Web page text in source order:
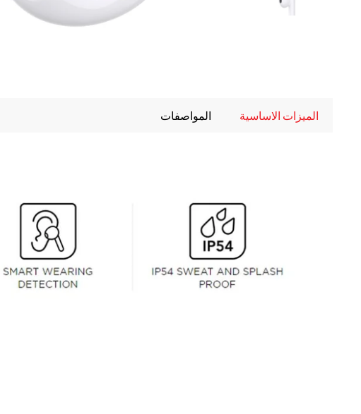
الميزات الاساسية المواصفات